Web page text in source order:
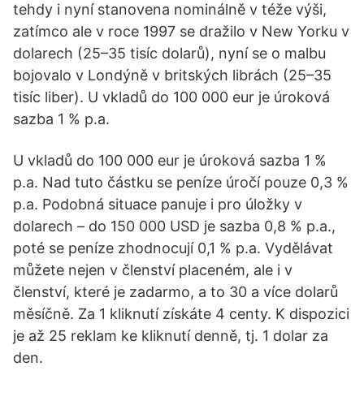
tehdy i nyní stanovena nominálně v téže výši,
zatímco ale v roce 1997 se dražilo v New Yorku v
dolarech (25–35 tisíc dolarů), nyní se o malbu
bojovalo v Londýně v britských librách (25–35
tisíc liber). U vkladů do 100 000 eur je úroková
sazba 1 % p.a.
U vkladů do 100 000 eur je úroková sazba 1 %
p.a. Nad tuto částku se peníze úročí pouze 0,3 %
p.a. Podobná situace panuje i pro úložky v
dolarech – do 150 000 USD je sazba 0,8 % p.a.,
poté se peníze zhodnocují 0,1 % p.a. Vydělávat
můžete nejen v členství placeném, ale i v
členství, které je zadarmo, a to 30 a více dolarů
měsíčně. Za 1 kliknutí získáte 4 centy. K dispozici
je až 25 reklam ke kliknutí denně, tj. 1 dolar za
den.